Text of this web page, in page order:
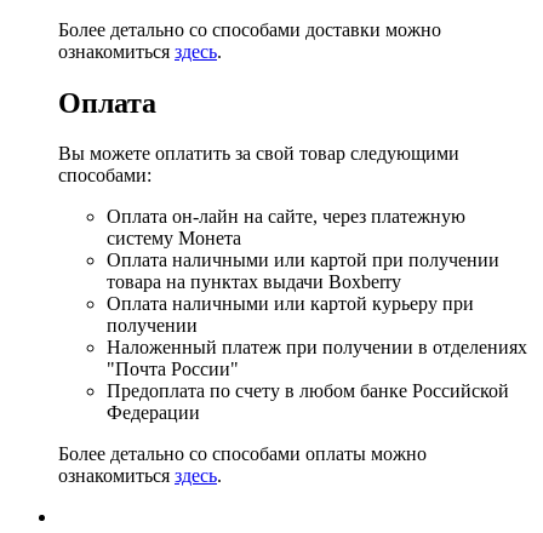
Более детально со способами доставки можно
ознакомиться здесь.
Оплата
Вы можете оплатить за свой товар следующими
способами:
Оплата он-лайн на сайте, через платежную
систему Монета
Оплата наличными или картой при получении
товара на пунктах выдачи Boxberry
Оплата наличными или картой курьеру при
получении
Наложенный платеж при получении в отделениях
"Почта России"
Предоплата по счету в любом банке Российской
Федерации
Более детально со способами оплаты можно
ознакомиться здесь.